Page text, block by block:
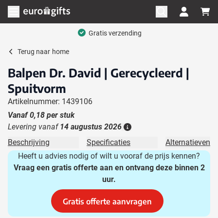
Ga naar de inhoud
Menu openen
Gratis verzending
Terug naar home
Balpen Dr. David | Gerecycleerd |
Spuitvorm
Artikelnummer: 1439106
Vanaf0,18 per stuk
Levering vanaf 14 augustus 2026
Beschrijving Specificaties
Alternatieven
Heeft u advies nodig of wilt u vooraf de prijs kennen?
Vraag een gratis offerte aan en ontvang deze binnen 2
uur.
Gratis offerte aanvragen